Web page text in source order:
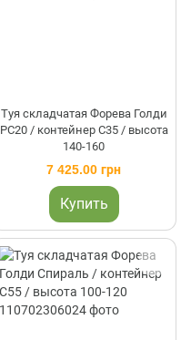
Туя складчатая Форева Голди
PC20 / контейнер C35 / высота
140-160
7 425.00 грн
Купить